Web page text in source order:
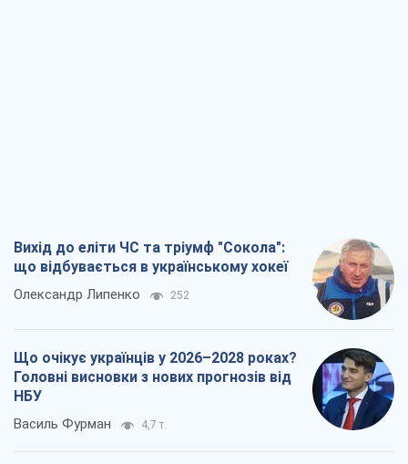
Вихід до еліти ЧС та тріумф "Сокола":
що відбувається в українському хокеї
Олександр Липенко 252
Що очікує українців у 2026–2028 роках?
Головні висновки з нових прогнозів від
НБУ
Василь Фурман 4,7 т.